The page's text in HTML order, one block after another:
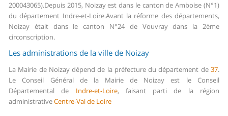
200043065).Depuis 2015, Noizay est dans le canton de Amboise (N°1)
du département Indre-et-Loire.Avant la réforme des départements,
Noizay était dans le canton N°24 de Vouvray dans la 2ème
circonscription.
Les administrations de la ville de Noizay
La Mairie de Noizay dépend de la préfecture du département de 37.
Le Conseil Général de la Mairie de Noizay est le Conseil
Départemental de Indre-et-Loire, faisant parti de la région
administrativeCentre-Val de Loire